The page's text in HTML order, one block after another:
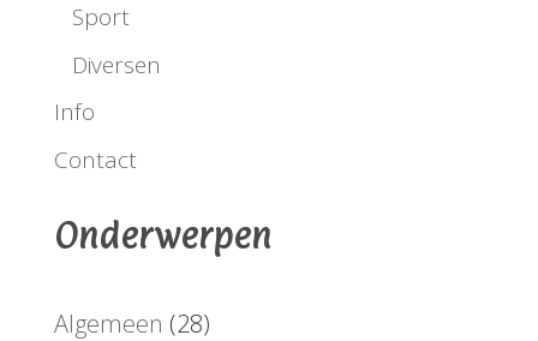
Sport
Diversen
Info
Contact
Onderwerpen
Algemeen (28)